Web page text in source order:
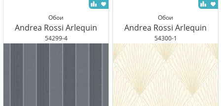
Обои
Andrea Rossi Arlequin
54299-4
Обои
Andrea Rossi Arlequin
54300-1